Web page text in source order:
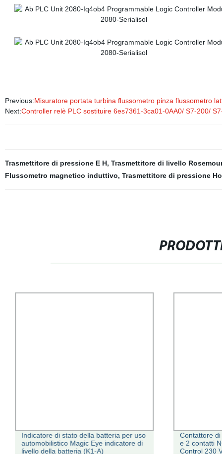
Previous:Misuratore portata turbina flussometro pinza flussometro
Next:Controller relè PLC sostituire 6es7361-3ca01-0AA0/ S7-200/
Trasmettitore di pressione E H, Trasmettitore di livello
Flussometro magnetico induttivo, Trasmettitore di pressione
Indicatore di stato della batteria per uso
automobilistico Magic Eye indicatore di
livello della batteria (K1-A)
Contattore
e 2 contatti
Control 230